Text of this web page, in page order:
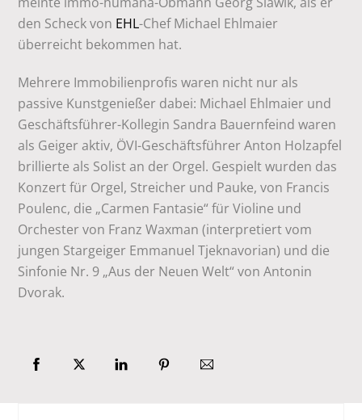
den Scheck von EHL-Chef Michael Ehlmaier
überreicht bekommen hat.
Mehrere Immobilienprofis waren nicht nur als
passive Kunstgenießer dabei: Michael Ehlmaier und
Geschäftsführer-Kollegin Sandra Bauernfeind waren
als Geiger aktiv, ÖVI-Geschäftsführer Anton Holzapfel
brillierte als Solist an der Orgel. Gespielt wurden das
Konzert für Orgel, Streicher und Pauke, von Francis
Poulenc, die „Carmen Fantasie“ für Violine und
Orchester von Franz Waxman (interpretiert vom
jungen Stargeiger Emmanuel Tjeknavorian) und die
Sinfonie Nr. 9 „Aus der Neuen Welt“ von Antonin
Dvorak.